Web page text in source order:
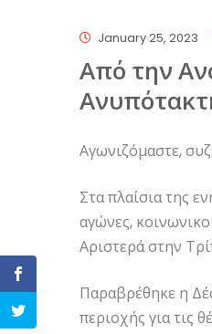
January 25, 2023
Από την
Αγωνιζόμαστε,
Στα πλαίσια της
αγώνες,
Αριστερά στην
Παραβρέθηκε η
περιοχής για τις